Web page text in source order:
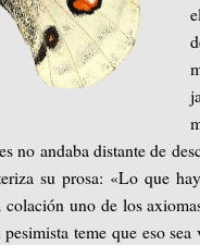
no andaba distante de
su prosa: «Lo que
uno de los
teme que eso